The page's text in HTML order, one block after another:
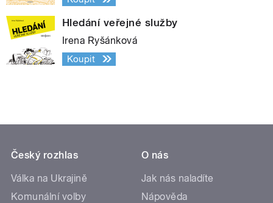
Hledání veřejné služby
Irena Ryšánková
Koupit
Český rozhlas
Válka na Ukrajině
Komunální volby
O nás
Jak nás naladíte
Nápověda